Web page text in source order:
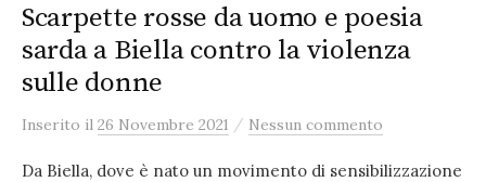
Scarpette rosse da uomo e poesia
sarda a Biella contro la violenza
sulle donne
Inserito il 26 Novembre 2021 / Nessun commento
Da Biella, dove è nato un movimento di sensibilizzazione